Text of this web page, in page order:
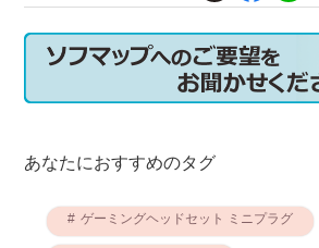
あなたにおすすめのタグ
ゲーミングヘッドセット ミニプラグ